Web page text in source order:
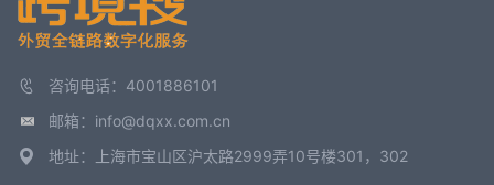
咨询电话：4001886101
邮箱：info@dqxx.com.cn
地址：上海市宝山区沪太路2999弄10号楼301，302